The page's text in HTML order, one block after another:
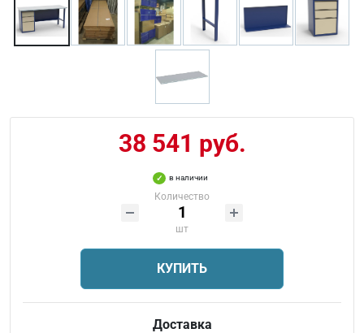
38 541 руб.
в наличии
Количество
шт
КУПИТЬ
Доставка